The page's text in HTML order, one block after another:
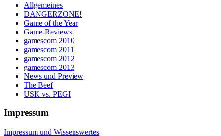
Allgemeines
DANGERZONE!
Game of the Year
Game-Reviews
gamescom 2010
gamescom 2011
gamescom 2012
gamescom 2013
News und Preview
The Beef
USK vs. PEGI
Impressum
Impressum und Wissenswertes